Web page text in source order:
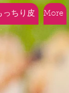
っちり皮 More